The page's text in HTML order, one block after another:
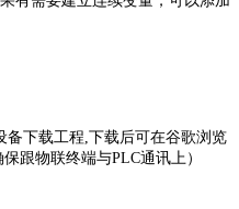
备下载工程,下载后可在谷歌浏览
跟物联终端与PLC通讯上）